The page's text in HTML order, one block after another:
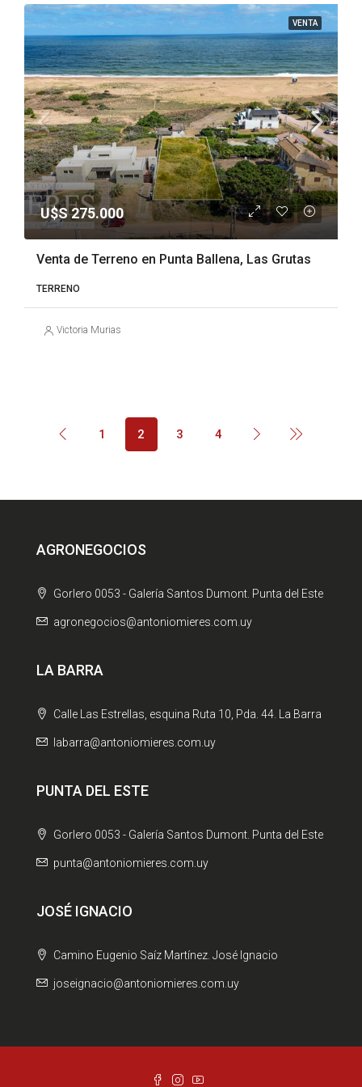
VENTA
U$S 275.000
Venta de Terreno en Punta Ballena, Las Grutas
TERRENO
Victoria Murias
1 2 3 4
AGRONEGOCIOS
Gorlero 0053 - Galería Santos Dumont. Punta del Este
agronegocios@antoniomieres.com.uy
LA BARRA
Calle Las Estrellas, esquina Ruta 10, Pda. 44. La Barra
labarra@antoniomieres.com.uy
PUNTA DEL ESTE
Gorlero 0053 - Galería Santos Dumont. Punta del Este
punta@antoniomieres.com.uy
JOSÉ IGNACIO
Camino Eugenio Saíz Martínez. José Ignacio
joseignacio@antoniomieres.com.uy